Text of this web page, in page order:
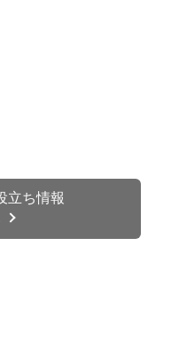
立ち情報